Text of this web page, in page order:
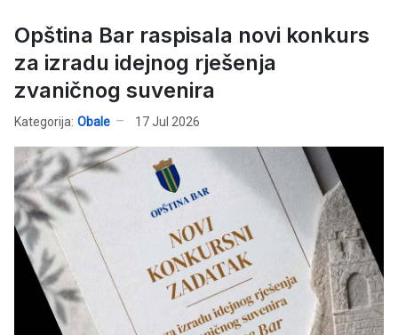
Opština Bar raspisala novi konkurs
za izradu idejnog rješenja
zvaničnog suvenira
Kategorija: Obale 17 Jul 2026